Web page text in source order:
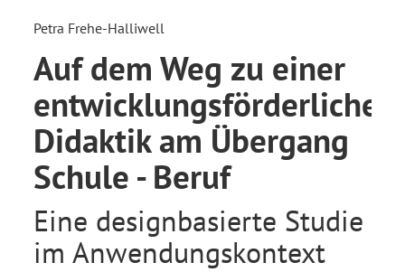
Petra Frehe-Halliwell
Auf dem Weg zu einer
entwicklungsförderlichen
Didaktik am Übergang
Schule - Beruf
Eine designbasierte Studie
im Anwendungskontext